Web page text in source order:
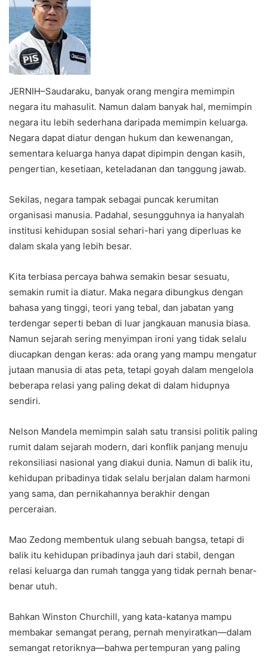
JERNIH–Saudaraku, banyak orang mengira memimpin
negara itu mahasulit. Namun dalam banyak hal, memimpin
negara itu lebih sederhana daripada memimpin keluarga.
Negara dapat diatur dengan hukum dan kewenangan,
sementara keluarga hanya dapat dipimpin dengan kasih,
pengertian, kesetiaan, keteladanan dan tanggung jawab.
Sekilas, negara tampak sebagai puncak kerumitan
organisasi manusia. Padahal, sesungguhnya ia hanyalah
institusi kehidupan sosial sehari-hari yang diperluas ke
dalam skala yang lebih besar.
Kita terbiasa percaya bahwa semakin besar sesuatu,
semakin rumit ia diatur. Maka negara dibungkus dengan
bahasa yang tinggi, teori yang tebal, dan jabatan yang
terdengar seperti beban di luar jangkauan manusia biasa.
Namun sejarah sering menyimpan ironi yang tidak selalu
diucapkan dengan keras: ada orang yang mampu mengatur
jutaan manusia di atas peta, tetapi goyah dalam mengelola
beberapa relasi yang paling dekat di dalam hidupnya
sendiri.
Nelson Mandela memimpin salah satu transisi politik paling
rumit dalam sejarah modern, dari konflik panjang menuju
rekonsiliasi nasional yang diakui dunia. Namun di balik itu,
kehidupan pribadinya tidak selalu berjalan dalam harmoni
yang sama, dan pernikahannya berakhir dengan
perceraian.
Mao Zedong membentuk ulang sebuah bangsa, tetapi di
balik itu kehidupan pribadinya jauh dari stabil, dengan
relasi keluarga dan rumah tangga yang tidak pernah benar-
benar utuh.
Bahkan Winston Churchill, yang kata-katanya mampu
membakar semangat perang, pernah menyiratkan—dalam
semangat retoriknya—bahwa pertempuran yang paling